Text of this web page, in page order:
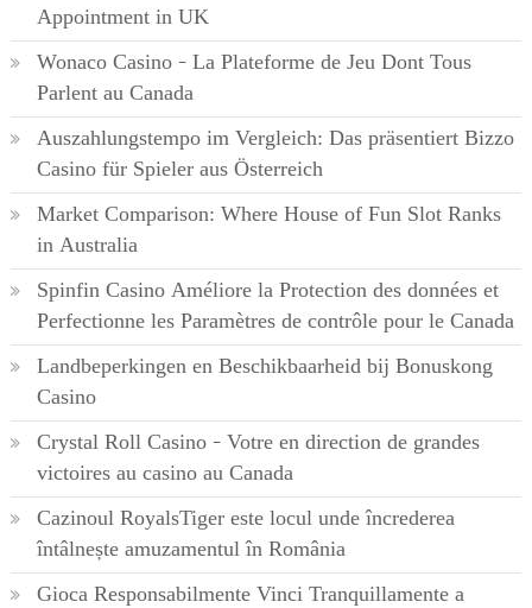
Appointment in UK
Wonaco Casino – La Plateforme de Jeu Dont Tous
Parlent au Canada
Auszahlungstempo im Vergleich: Das präsentiert Bizzo
Casino für Spieler aus Österreich
Market Comparison: Where House of Fun Slot Ranks
in Australia
Spinfin Casino Améliore la Protection des données et
Perfectionne les Paramètres de contrôle pour le Canada
Landbeperkingen en Beschikbaarheid bij Bonuskong
Casino
Crystal Roll Casino – Votre en direction de grandes
victoires au casino au Canada
Cazinoul RoyalsTiger este locul unde încrederea
întâlnește amuzamentul în România
Gioca Responsabilmente Vinci Tranquillamente a